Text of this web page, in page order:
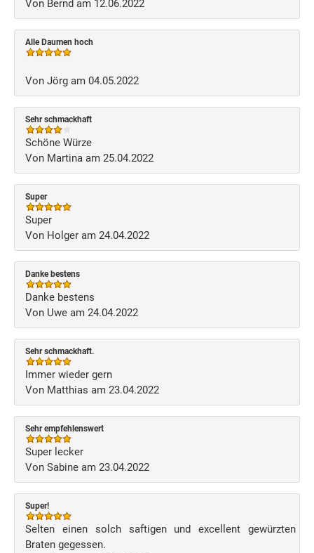
Von Bernd am 12.06.2022
Alle Daumen hoch
Von Jörg am 04.05.2022
Sehr schmackhaft
Schöne Würze
Von Martina am 25.04.2022
Super
Super
Von Holger am 24.04.2022
Danke bestens
Danke bestens
Von Uwe am 24.04.2022
Sehr schmackhaft.
Immer wieder gern
Von Matthias am 23.04.2022
Sehr empfehlenswert
Super lecker
Von Sabine am 23.04.2022
Super!
Selten einen solch saftigen und excellent gewürzten
Braten gegessen.